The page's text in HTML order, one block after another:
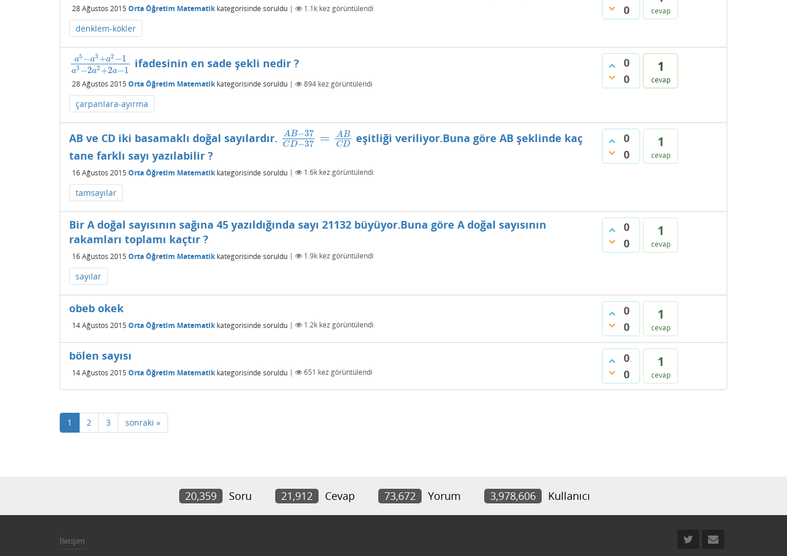
0
cevap
28 Ağustos 2015 Orta Öğretim Matematikkategorisinde soruldu | 1.1k kez görüntülendi
denklem-kökler
0
0
1
cevap
a5 −a3 +a2 −1
a3 −2a2 +2a−1
a5−a3+a2−1a 3−2a2+2a−1
ifadesinin en sade şekli nedir ?
28 Ağustos 2015 Orta Öğretim Matematikkategorisinde soruldu | 894 kez görüntülendi
çarpanlara-ayırma
0
0
1
cevap
AB ve CD iki basamaklı doğal sayılardır. A B−37
CD−37 = AB
CD
AB−37C D− 37=A BCD
eşitliği veriliyor.Buna göre AB şeklinde kaç
tane farklı sayı yazılabilir ?
16 Ağustos 2015 Orta Öğretim Matematikkategorisinde soruldu | 1.6k kez görüntülendi
tamsayılar
0
0
1
cevap
Bir A doğal sayısının sağına 45 yazıldığında sayı 21132 büyüyor.Buna göre A doğal sayısının
rakamları toplamı kaçtır ?
16 Ağustos 2015 Orta Öğretim Matematikkategorisinde soruldu | 1.9k kez görüntülendi
sayılar
0
0
1
cevap
obeb okek
14 Ağustos 2015 Orta Öğretim Matematikkategorisinde soruldu | 1.2k kez görüntülendi
0
0
1
cevap
bölen sayısı
14 Ağustos 2015 Orta Öğretim Matematikkategorisinde soruldu | 651 kez görüntülendi
1 2 3 sonraki »
20,359 Soru 21,912 Cevap 73,672 Yorum 3,978,606 Kullanıcı
İletişim